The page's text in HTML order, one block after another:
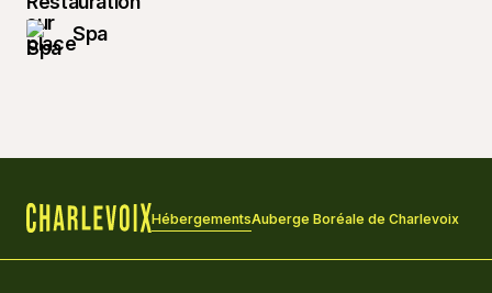
Spa
HébergementsAuberge Boréale de Charlevoix